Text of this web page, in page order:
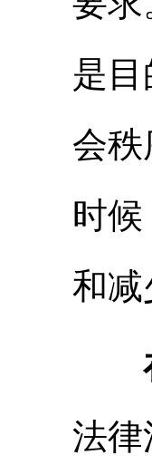
是
会
时
和减
法律